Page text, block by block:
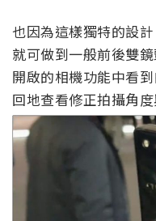
也因為這樣獨特的設
就可做到一般前後雙
開啟的相機功能中看
回地查看修正拍攝角度